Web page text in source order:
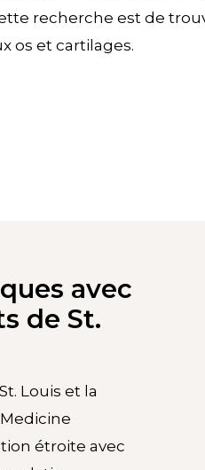
recherche est de
os et cartilages.
avec
de St.
Louis et la
étroite avec